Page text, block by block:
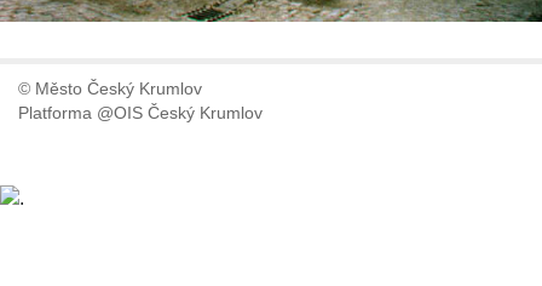
© Město Český Krumlov
Platforma @OIS Český Krumlov